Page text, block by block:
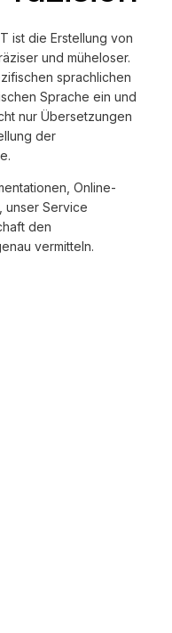
ist die Erstellung von
und müheloser.
sprachlichen
Sprache ein und
nur Übersetzungen
der
Online-
unser Service
den
vermitteln.